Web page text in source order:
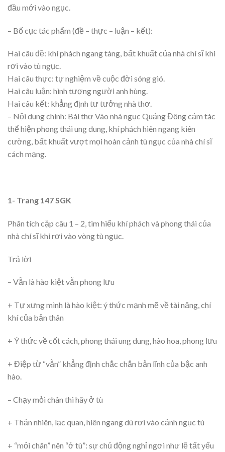
đầu mới vào ngục.
– Bố cục tác phẩm (đề – thực – luận – kết):
Hai câu đề: khí phách ngang tàng, bất khuất của nhà chí sĩ khi
rơi vào tù ngục.
Hai câu thực: tự nghiệm về cuộc đời sóng gió.
Hai câu luận: hình tượng người anh hùng.
Hai câu kết: khẳng định tư tưởng nhà thơ.
– Nội dung chính: Bài thơ Vào nhà ngục Quảng Đông cảm tác
thể hiện phong thái ung dung, khí phách hiên ngang kiên
cường, bất khuất vượt mọi hoàn cảnh tù ngục của nhà chí sĩ
cách mạng.
1- Trang 147 SGK
Phân tích cặp câu 1 – 2, tìm hiểu khí phách và phong thái của
nhà chí sĩ khi rơi vào vòng tù ngục.
Trả lời
– Vẫn là hào kiệt vẫn phong lưu
+ Tự xưng mình là hào kiệt: ý thức mạnh mẽ về tài năng, chí
khí của bản thân
+ Ý thức về cốt cách, phong thái ung dung, hào hoa, phong lưu
+ Điệp từ “vẫn” khẳng định chắc chắn bản lĩnh của bậc anh
hào.
– Chạy mỏi chân thì hãy ở tù
+ Thản nhiên, lạc quan, hiên ngang dù rơi vào cảnh ngục tù
+ “mỏi chân” nên “ở tù”: sự chủ động nghỉ ngơi như lẽ tất yếu